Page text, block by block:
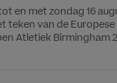
en met zondag 16
teken van de Europese
Atletiek Birmingham